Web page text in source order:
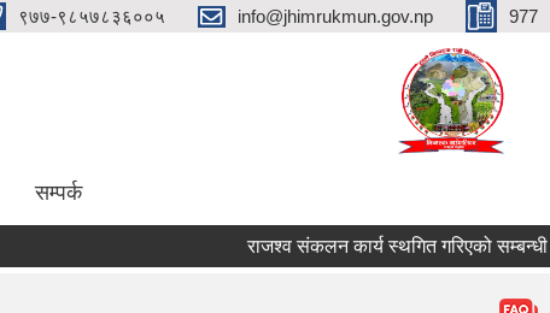
९७७-९८५७८३६००५ info@jhimrukmun.gov.np 977
सम्पर्क
राजश्व संकलन कार्य स्थगित गरिएको सम्बन्धी